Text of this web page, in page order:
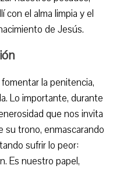
con el alma limpia y el
de Jesús.
la penitencia,
Lo importante, durante
que nos invita
su trono, enmascarando
sufrir lo peor:
Es nuestro papel,